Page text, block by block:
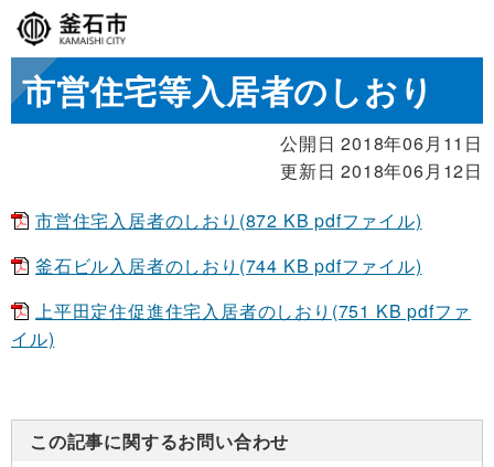
市営住宅等入居者のしおり
公開日 2018年06月11日
更新日 2018年06月12日
市営住宅入居者のしおり(872 KB pdfファイル)
釜石ビル入居者のしおり(744 KB pdfファイル)
上平田定住促進住宅入居者のしおり(751 KB pdfファ
イル)
この記事に関するお問い合わせ